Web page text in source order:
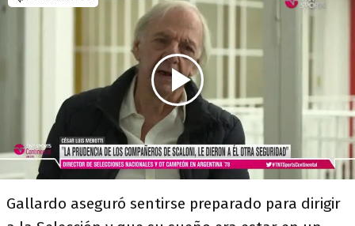
Gallardo aseguró sentirse preparado para dirigir